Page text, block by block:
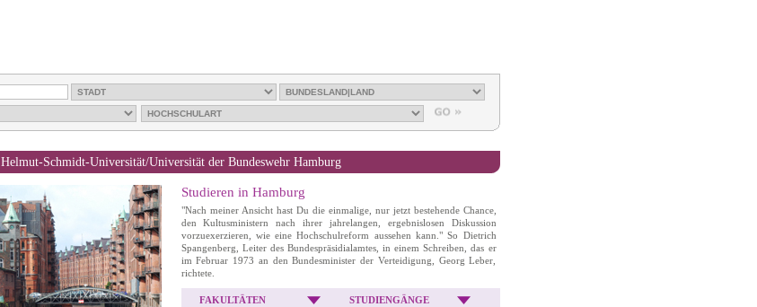
Helmut-Schmidt-Universität/Universität der Bundeswehr Hamburg
Studieren in Hamburg
"Nach meiner Ansicht hast Du die einmalige, nur jetzt bestehende Chance,
den Kultusministern nach ihrer jahrelangen, ergebnislosen Diskussion
vorzuexerzieren, wie eine Hochschulreform aussehen kann." So Dietrich
Spangenberg, Leiter des Bundespräsidialamtes, in einem Schreiben, das er
im Februar 1973 an den Bundesminister der Verteidigung, Georg Leber,
richtete.
FAKULTÄTEN
STUDIENGÄNGE